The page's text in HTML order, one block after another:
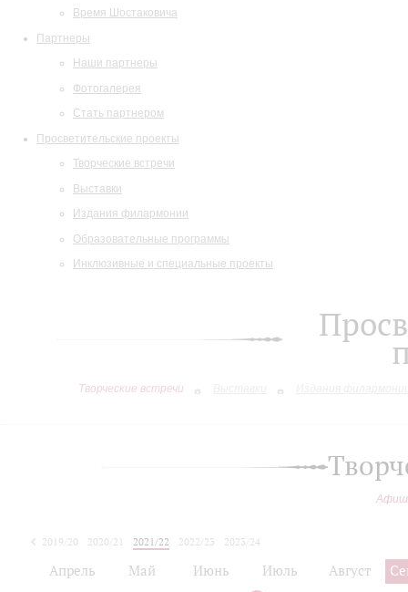
Время Шостаковича
Партнеры
Наши партнеры
Фотогалерея
Стать партнером
Просветительские проекты
Творческие встречи
Выставки
Издания филармонии
Образовательные программы
Инклюзивные и специальные проекты
Творческие встречи
2019/20 2020/21 2021/22 2022/23
2023/24
Апрель Май Июнь Июль Август